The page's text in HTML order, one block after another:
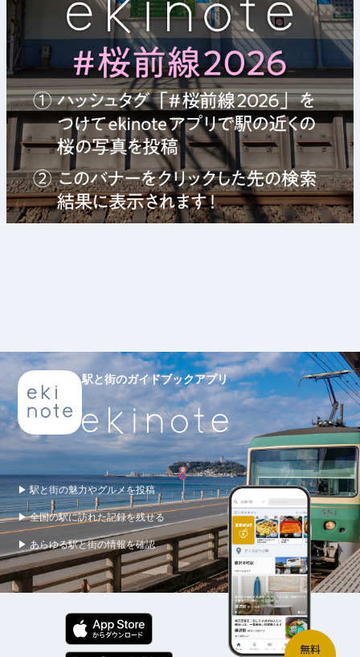
駅と街のガイドブックアプリ
▶ 駅と街の魅力やグルメを投稿
▶ 全国の駅に訪れた記録を残せる
▶ あらゆる駅と街の情報を確認